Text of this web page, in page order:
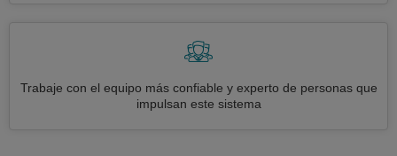
Trabaje con el equipo más confiable y experto de personas que
impulsan este sistema